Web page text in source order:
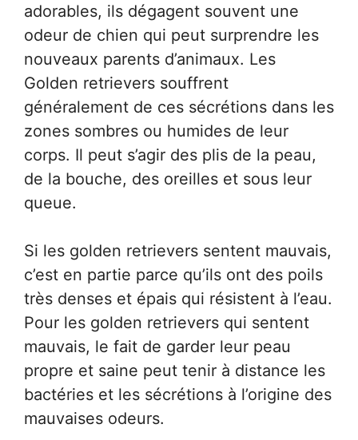
adorables, ils dégagent souvent une
odeur de chien qui peut surprendre les
nouveaux parents d’animaux. Les
Golden retrievers souffrent
généralement de ces sécrétions dans les
zones sombres ou humides de leur
corps. Il peut s’agir des plis de la peau,
de la bouche, des oreilles et sous leur
queue.
Si les golden retrievers sentent mauvais,
c’est en partie parce qu’ils ont des poils
très denses et épais qui résistent à l’eau.
Pour les golden retrievers qui sentent
mauvais, le fait de garder leur peau
propre et saine peut tenir à distance les
bactéries et les sécrétions à l’origine des
mauvaises odeurs.